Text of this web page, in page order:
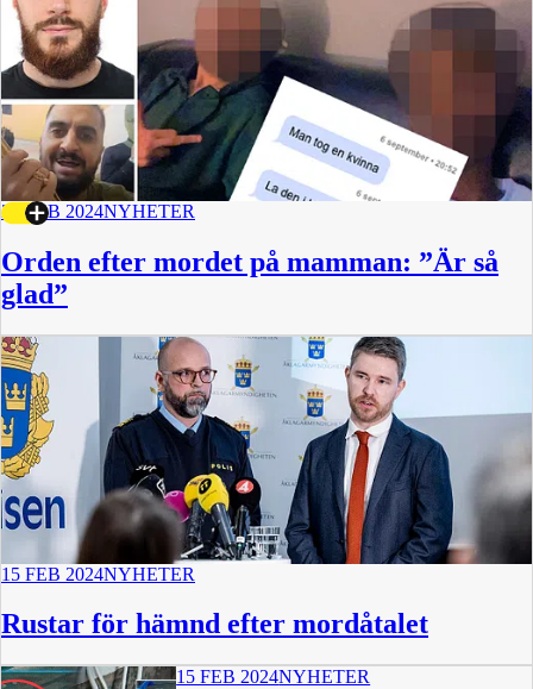
20 FEB 2024NYHETER
Orden efter mordet på mamman: ”Är så
glad”
15 FEB 2024NYHETER
Rustar för hämnd efter mordåtalet
15 FEB 2024NYHETER